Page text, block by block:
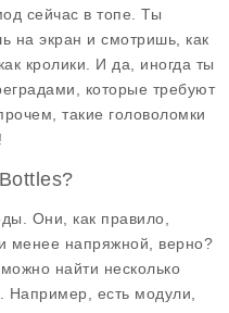
сейчас в топе. Ты
на экран и смотришь, как
кролики. И да, иногда ты
которые требуют
такие головоломки
Они, как правило,
менее напряжной, верно?
найти несколько
Например, есть модули,